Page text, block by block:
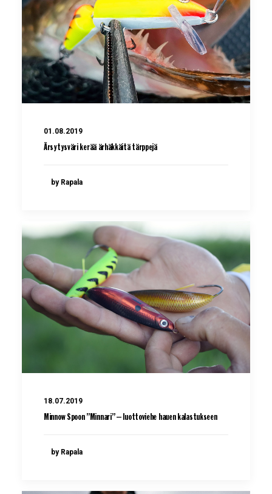
01.08.2019
Ärsytysväri kerää ärhäkkäitä tärppejä
by Rapala
18.07.2019
Minnow Spoon ”Minnari” – luottoviehe hauen kalastukseen
by Rapala